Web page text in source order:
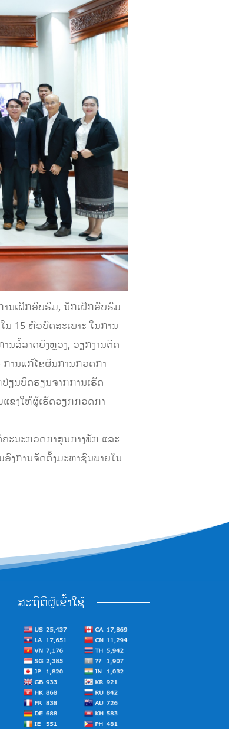
ານເຝິກອົບຮົມ, ນັກເຝິກອົບຮົມ
15 ຫົວບົດສະເພາະ ໃນການ
ນສໍ້ລາດບັງຫຼວງ, ວຽກງານຕິດ
ການແກ້ໄຂຜົນການກວດກາ
ຽນບົດຮຽນຈາກການເຮັດ
ຂງໃຫ້ຜູ້ເຮັດວຽກກວດກາ
ະນະກວດກາສູນກາງພັກ ແລະ
ງການຈັດຕັ້ງມະຫາຊົນພາຍໃນ
ສະຖິຕິຜູ້ເຂົ້າໃຊ້